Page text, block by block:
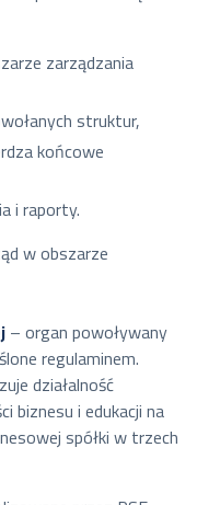
zarządzania
struktur,
końcowe
i raporty.
w obszarze
– organ powoływany
regulaminem.
działalność
biznesu i edukacji na
spółki w trzech